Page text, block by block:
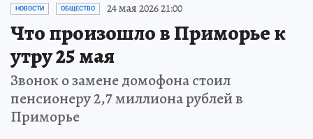
НОВОСТИ ОБЩЕСТВО 24 мая 2026 21:00
Что произошло в Приморье к
утру 25 мая
Звонок о замене домофона стоил
пенсионеру 2,7 миллиона рублей в
Приморье